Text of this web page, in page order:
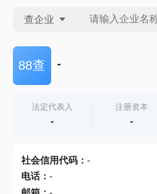
查企业
查企业
查产地
88查 -
法定代表人
-
注册资本
-
社会信用代码： -
电话： -